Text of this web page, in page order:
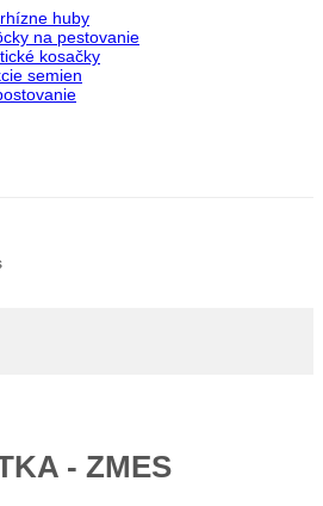
huby
na pestovanie
kosačky
semien
- ZMES